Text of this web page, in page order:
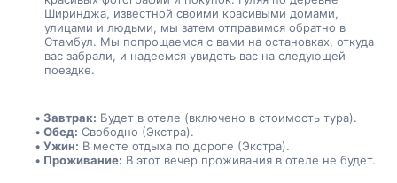
Ширинджа, известной своими красивыми домами,
улицами и людьми, мы затем отправимся обратно в
Стамбул. Мы попрощаемся с вами на остановках, откуда
вас забрали, и надеемся увидеть вас на следующей
поездке.
Завтрак: Будет в отеле (включено в стоимость тура).
Обед: Свободно (Экстра).
Ужин: В месте отдыха по дороге (Экстра).
Проживание: В этот вечер проживания в отеле не будет.